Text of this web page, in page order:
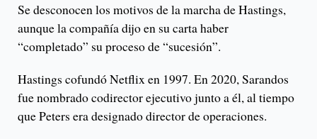
Se desconocen los motivos de la marcha de Hastings,
aunque la compañía dijo en su carta haber
“completado” su proceso de “sucesión”.
Hastings cofundó Netflix en 1997. En 2020, Sarandos
fue nombrado codirector ejecutivo junto a él, al tiempo
que Peters era designado director de operaciones.